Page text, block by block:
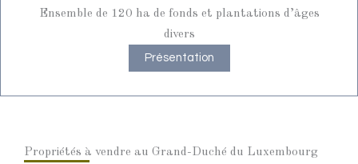
Ensemble de 120 ha de fonds et plantations d’âges
divers
Présentation
Propriétés à vendre au Grand-Duché du Luxembourg